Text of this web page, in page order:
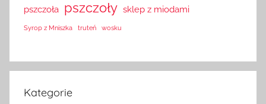
pszczoła pszczoły sklep z miodami
Syrop z Mniszka truteń wosku
Kategorie